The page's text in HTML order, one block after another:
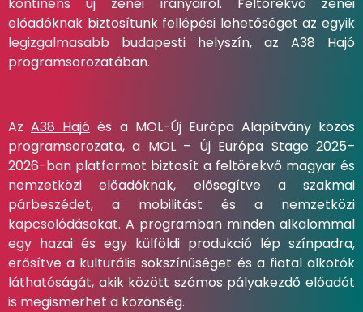
előadóknak biztosítunk fellépési lehetőséget az egyik
legizgalmasabb budapesti helyszín, az A38 Hajó
programsorozatában.
AzA38 Hajó és a MOL-Új Európa Alapítvány közös
programsorozata, a MOL – Új Európa Stage2025–
2026-ban platformot biztosít a feltörekvő magyar és
nemzetközi előadóknak, elősegítve a szakmai
párbeszédet, a mobilitást és a nemzetközi
kapcsolódásokat. A programban minden alkalommal
egy hazai és egy külföldi produkció lép színpadra,
erősítve a kulturális sokszínűséget és a fiatal alkotók
láthatóságát, akik között számos pályakezdő előadót
is megismerhet a közönség.